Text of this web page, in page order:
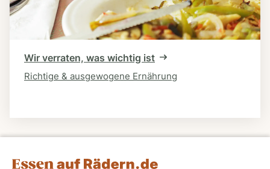
Wir verraten, was wichtig ist
Richtige & ausgewogene Ernährung